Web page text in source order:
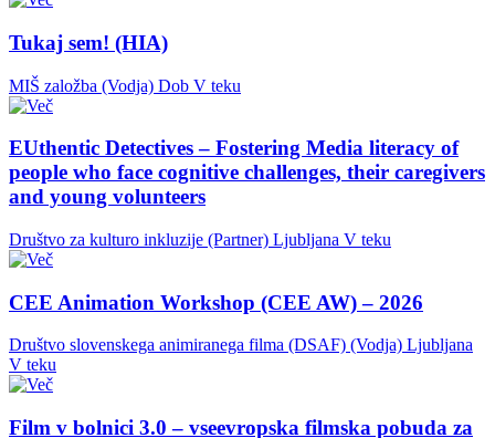
Tukaj sem! (HIA)
MIŠ založba (Vodja) Dob V teku
EUthentic Detectives – Fostering Media literacy of
people who face cognitive challenges, their caregivers
and young volunteers
Društvo za kulturo inkluzije (Partner) Ljubljana V teku
CEE Animation Workshop (CEE AW) – 2026
Društvo slovenskega animiranega filma (DSAF) (Vodja) Ljubljana
V teku
Film v bolnici 3.0 – vseevropska filmska pobuda za